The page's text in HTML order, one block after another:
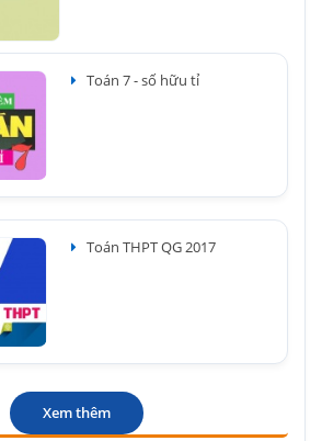
Toán 7 - số hữu tỉ
Toán THPT QG 2017
Xem thêm